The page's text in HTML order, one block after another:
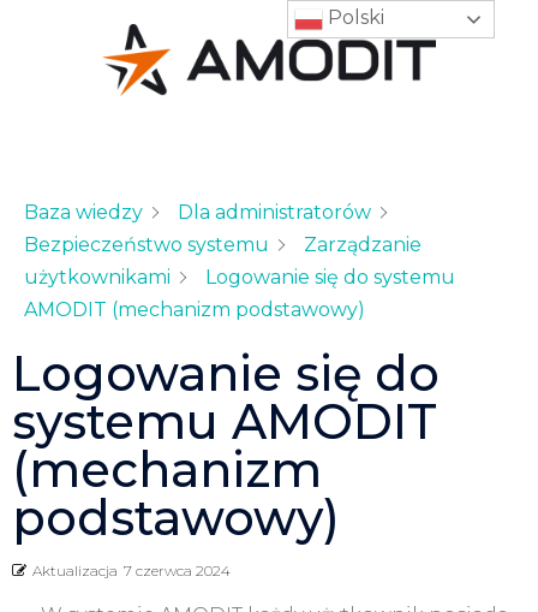
Baza wiedzy
Dla administratorów
Bezpieczeństwo systemu
Zarządzanie
użytkownikami
Logowanie się do systemu
AMODIT (mechanizm podstawowy)
Logowanie się do
systemu AMODIT
(mechanizm
podstawowy)
Aktualizacja 7 czerwca 2024
Polski